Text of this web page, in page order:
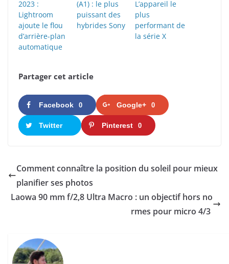
2023 :
Lightroom
ajoute le flou
d’arrière-plan
automatique
(A1) : le plus
puissant des
hybrides Sony
L’appareil le
plus
performant de
la série X
Partager cet article
Facebook 0 Google+ 0
Twitter Pinterest 0
Comment connaître la position du soleil pour mieux
planifier ses photos
Laowa 90 mm f/2,8 Ultra Macro : un objectif hors no
rmes pour micro 4/3